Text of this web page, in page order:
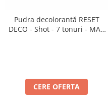
Pudra decolorantă RESET
DECO - Shot - 7 tonuri - MAR
CERE OFERTA